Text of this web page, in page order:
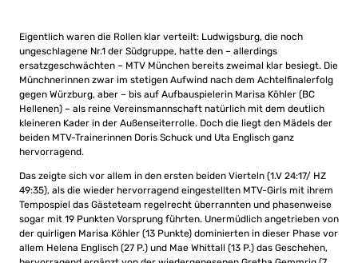
Eigentlich waren die Rollen klar verteilt: Ludwigsburg, die noch
ungeschlagene Nr.1 der Südgruppe, hatte den – allerdings
ersatzgeschwächten – MTV München bereits zweimal klar besiegt. Die
Münchnerinnen zwar im stetigen Aufwind nach dem Achtelfinalerfolg
gegen Würzburg, aber – bis auf Aufbauspielerin Marisa Köhler (BC
Hellenen) – als reine Vereinsmannschaft natürlich mit dem deutlich
kleineren Kader in der Außenseiterrolle. Doch die liegt den Mädels der
beiden MTV-Trainerinnen Doris Schuck und Uta Englisch ganz
hervorragend.
Das zeigte sich vor allem in den ersten beiden Vierteln (1.V 24:17/ HZ
49:35), als die wieder hervorragend eingestellten MTV-Girls mit ihrem
Tempospiel das Gästeteam regelrecht überrannten und phasenweise
sogar mit 19 Punkten Vorsprung führten. Unermüdlich angetrieben von
der quirligen Marisa Köhler (13 Punkte) dominierten in dieser Phase vor
allem Helena Englisch (27 P.) und Mae Whittall (13 P.) das Geschehen,